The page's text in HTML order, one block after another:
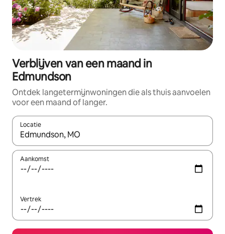
Verblijven van een maand in
Edmundson
Ontdek langetermijnwoningen die als thuis aanvoelen
voor een maand of langer.
Locatie
Wanneer er resultaten beschikbaar zijn, maak je een keuze
Aankomst
Vertrek